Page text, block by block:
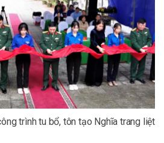
trình tu bổ, tôn tạo Nghĩa trang liệt